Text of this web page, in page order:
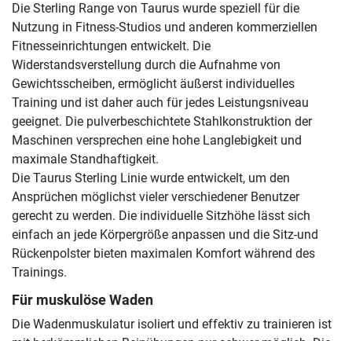
Die Sterling Range von Taurus wurde speziell für die
Nutzung in Fitness-Studios und anderen kommerziellen
Fitnesseinrichtungen entwickelt. Die
Widerstandsverstellung durch die Aufnahme von
Gewichtsscheiben, ermöglicht äußerst individuelles
Training und ist daher auch für jedes Leistungsniveau
geeignet. Die pulverbeschichtete Stahlkonstruktion der
Maschinen versprechen eine hohe Langlebigkeit und
maximale Standhaftigkeit.
Die Taurus Sterling Linie wurde entwickelt, um den
Ansprüchen möglichst vieler verschiedener Benutzer
gerecht zu werden. Die individuelle Sitzhöhe lässt sich
einfach an jede Körpergröße anpassen und die Sitz-und
Rückenpolster bieten maximalen Komfort während des
Trainings.
Für muskulöse Waden
Die Wadenmuskulatur isoliert und effektiv zu trainieren ist